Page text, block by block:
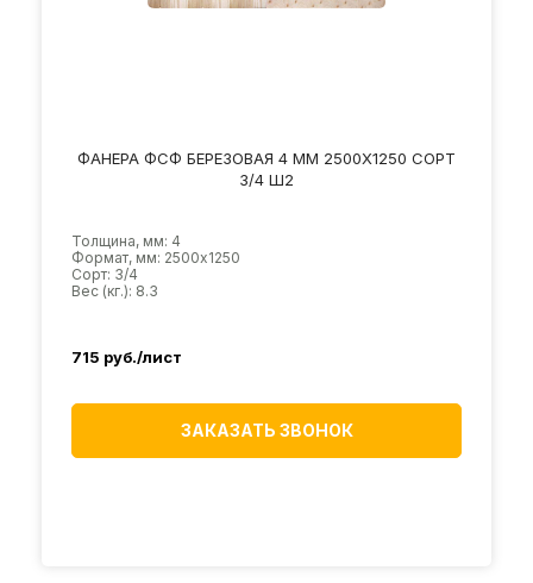
ФАНЕРА ФСФ БЕРЕЗОВАЯ 4 ММ 2500Х1250 СОРТ
3/4 Ш2
Толщина, мм: 4
Формат, мм: 2500х1250
Сорт: 3/4
Вес (кг.): 8.3
715 руб./лист
ЗАКАЗАТЬ ЗВОНОК